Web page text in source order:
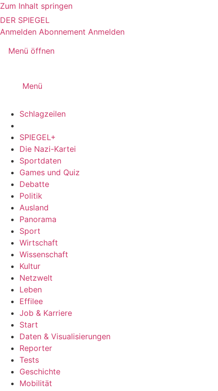
Zum Inhalt springen
DER SPIEGEL
Anmelden Abonnement Anmelden
Menü öffnen
Menü
Schlagzeilen
SPIEGEL+
Die Nazi-Kartei
Sportdaten
Games und Quiz
Debatte
Politik
Ausland
Panorama
Sport
Wirtschaft
Wissenschaft
Kultur
Netzwelt
Leben
Effilee
Job & Karriere
Start
Daten & Visualisierungen
Reporter
Tests
Geschichte
Mobilität